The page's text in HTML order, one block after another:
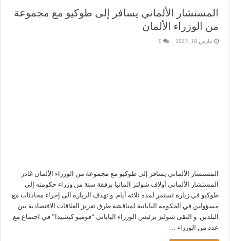
المستشار الألماني يسافر إلى طوكيو مع مجموعة
من الوزراء الألمان
مارس 18, 2023 0
المستشار الألماني يسافر إلى طوكيو مع مجموعة من الوزراء الألمان غادر
المستشار الألماني أولاف شولتز المانيا برفقة ستة من وزراء حكومته إلى
طوكيو في زيارة تستمر لمدة ثلاثة أيام. و تهدف الزيارة الى إجراء محادثات مع
مسؤولين في الحكومة اليابانية لمناقشة طرق تعزيز العلاقات الاقتصادية بين
البلدين. و التقى شولتز برئيس الوزراء الياباني “فوميو كيشيدا” في اجتماع مع
عدد من الوزراء …